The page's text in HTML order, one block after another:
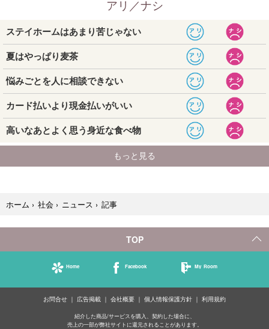
ホーム › 社会 › ニュース › 記事
TOP
Home Facebook My Room
お問合せ 広告掲載 会社概要 個人情報保護方針 利用規約
紹介した商品/サービスを購入、契約した場合に、
売上の一部が弊社サイトに還元されることがあります。